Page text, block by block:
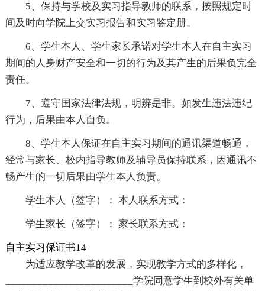
5、保持与学校及实习指导教师的联系，按照规定时
间及时向学院上交实习报告和实习鉴定册。
6、学生本人、学生家长承诺对学生本人在自主实习
期间的人身财产安全和一切的行为及其产生的后果负完全
责任。
7、遵守国家法律法规，明辨是非。如发生违法违纪
行为，后果由本人自负。
8、学生本人保证在自主实习期间的通讯渠道畅通，
经常与家长、校内指导教师及辅导员保持联系，因通讯不
畅产生的一切后果由学生本人负责。
学生本人（签字）： 本人联系方式：
学生家长（签字）： 家长联系方式：
自主实习保证书14
为适应教学改革的发展，实现教学方式的多样化，
________________________学院同意学生到校外有关单